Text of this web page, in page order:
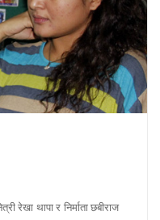
रेखा थापा र निर्माता छबीराज